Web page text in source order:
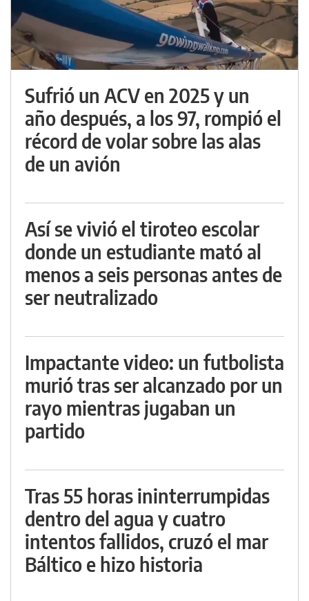
Sufrió un ACV en 2025 y un
año después, a los 97, rompió el
récord de volar sobre las alas
de un avión
Así se vivió el tiroteo escolar
donde un estudiante mató al
menos a seis personas antes de
ser neutralizado
Impactante video: un futbolista
murió tras ser alcanzado por un
rayo mientras jugaban un
partido
Tras 55 horas ininterrumpidas
dentro del agua y cuatro
intentos fallidos, cruzó el mar
Báltico e hizo historia